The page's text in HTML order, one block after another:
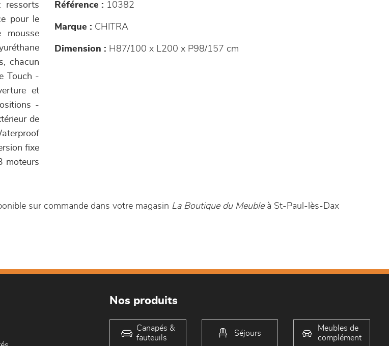
ressorts
pour le
mousse
chacun
Touch -
et
-
de
fixe
moteurs
Référence : 10382
Marque : CHITRA
Dimension : H87/100 x L200 x P98/157 cm
sur commande dans votre magasin La Boutique du Meubleà St-Paul-lès-Dax
Nos produits
Canapés &
fauteuils
Séjours
Meubles de
complément